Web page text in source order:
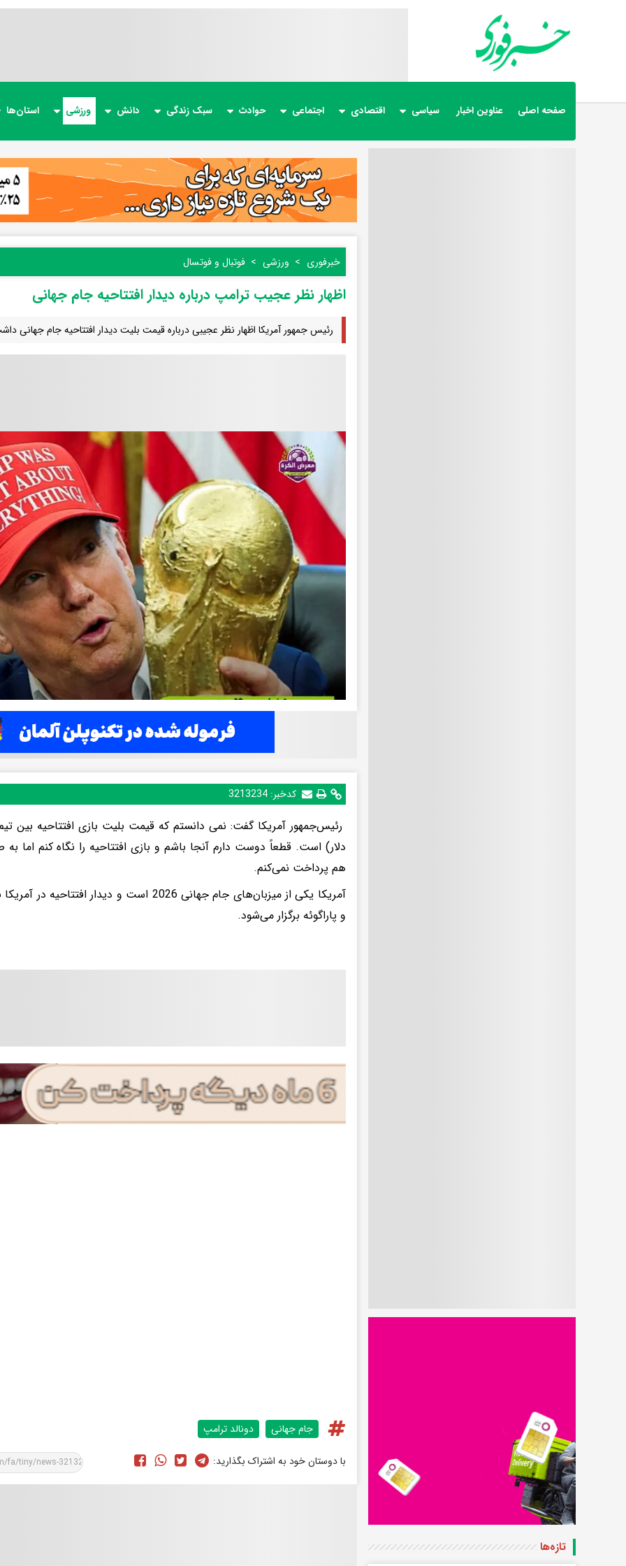
صفحه اصلی عناوین اخبار سیاسی اقتصادی اجتماعی حوادث سبک زندگی دانش ورزشی استان‌ها
خبرفوری ورزشی فوتبال و فوتسال
اظهار نظر عجیب ترامپ درباره دیدار افتتاحیه جام جهانی
رئیس جمهور آمریکا اظهار نظر عجیبی درباره قیمت بلیت دیدار افتتاحیه جام جهانی
کدخبر:3213234
دلار) است. قطعاً دوست دارم آنجا باشم و بازی افتتاحیه را نگاه کنم اما
هم پرداخت نمی‌کنم.
آمریکا یکی از میزبان‌های جام جهانی 2026 است و
و پاراگوئه برگزار می‌شود.
جام جهانی دونالد ترامپ
با دوستان خود به اشتراک بگذارید:
تازه‌ها